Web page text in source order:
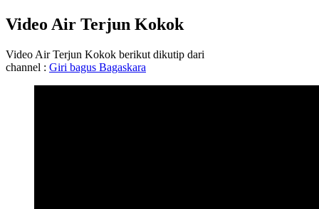
Video Air Terjun Kokok
Video Air Terjun Kokok berikut dikutip dari
channel : Giri bagus Bagaskara